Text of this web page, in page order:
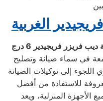
الغربية
ديب فريزر فريجيدير
6 درج
في سماء صيانة وتصليح
اللجوء إلى توكيلات الصيانة
للاستفادة من أفضل
الأجهزة المنزلية، ويعد